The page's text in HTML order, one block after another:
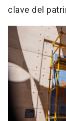
clave del